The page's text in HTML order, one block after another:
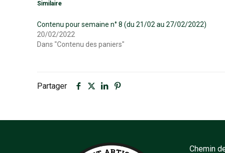
Similaire
Contenu pour semaine n° 8 (du 21/02 au 27/02/2022)
20/02/2022
Dans "Contenu des paniers"
Partager
Chemin